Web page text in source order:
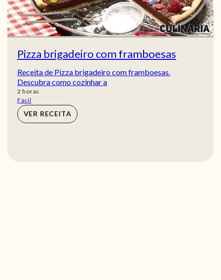
Pizza brigadeiro com framboesas
Receita de Pizza brigadeiro com framboesas.
Descubra como cozinhar a
2 horas
horas
Fácil
VER RECEITA